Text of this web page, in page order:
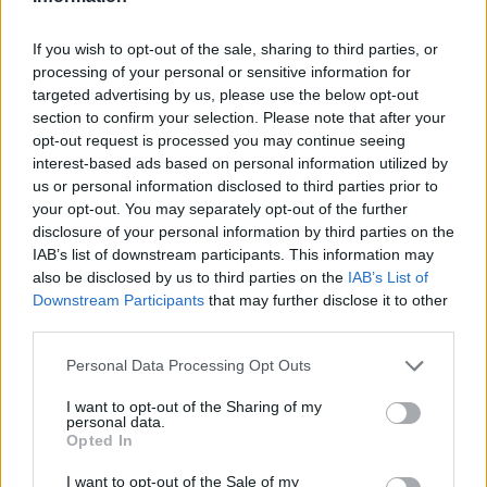
If you wish to opt-out of the sale, sharing to third parties, or
processing of your personal or sensitive information for
targeted advertising by us, please use the below opt-out
section to confirm your selection. Please note that after your
opt-out request is processed you may continue seeing
interest-based ads based on personal information utilized by
us or personal information disclosed to third parties prior to
your opt-out. You may separately opt-out of the further
disclosure of your personal information by third parties on the
IAB’s list of downstream participants. This information may
also be disclosed by us to third parties on the IAB’s List of
Downstream Participants that may further disclose it to other
Please note that this website/app uses one or more Google
not limited to your visit or usage behaviour. You may click to
grant or deny consent to Google and its third-party tags to
use your data for below specified purposes in below Google
consent section.
Personal Data Processing Opt Outs
I want to opt-out of the Sharing of my
personal data.
Opted In
I want to opt-out of the Sale of my
75th Annual Tony Awards
Legjobb limitált sorozat vagy tévéfilm
Balhé (Beef)
Dahmer-Monster: The Jeffrey Dahmer Story
Daisy Jones and the Six
Fleishman Is in Trouble
Obi-Wan Kenobi
Legjobb férfi színész - limitált sorozat
vagy tévéfilm
Kumail Nanjiani, Isten hozott a Chippendalesben